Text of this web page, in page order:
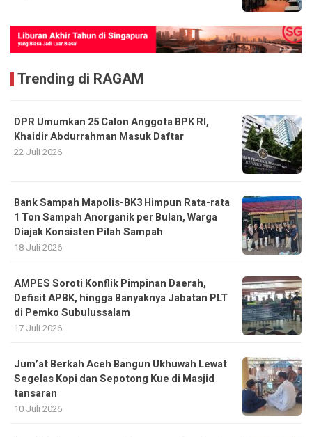
Trending di RAGAM
DPR Umumkan 25 Calon Anggota BPK RI,
Khaidir Abdurrahman Masuk Daftar
22 Juli 2026
Bank Sampah Mapolis-BK3 Himpun Rata-rata
1 Ton Sampah Anorganik per Bulan, Warga
Diajak Konsisten Pilah Sampah
18 Juli 2026
AMPES Soroti Konflik Pimpinan Daerah,
Defisit APBK, hingga Banyaknya Jabatan PLT
di Pemko Subulussalam
17 Juli 2026
Jum’at Berkah Aceh Bangun Ukhuwah Lewat
Segelas Kopi dan Sepotong Kue di Masjid
tansaran
10 Juli 2026